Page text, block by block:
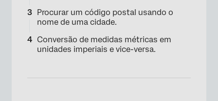
Procurar um código postal usando o
nome de uma cidade.
Conversão de medidas métricas em
unidades imperiais e vice-versa.